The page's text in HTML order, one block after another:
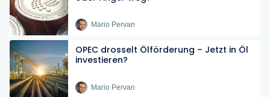
Mario Pervan
OPEC drosselt Ölförderung – Jetzt in Öl
investieren?
Mario Pervan